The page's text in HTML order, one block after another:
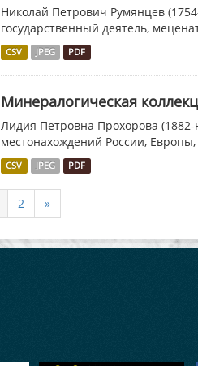
Николай Петрович Румянцев
государственный деятель,
CSV JPEG PDF
Минералогическая
Лидия Петровна Прохорова
местонахождений России,
CSV JPEG PDF
2 »